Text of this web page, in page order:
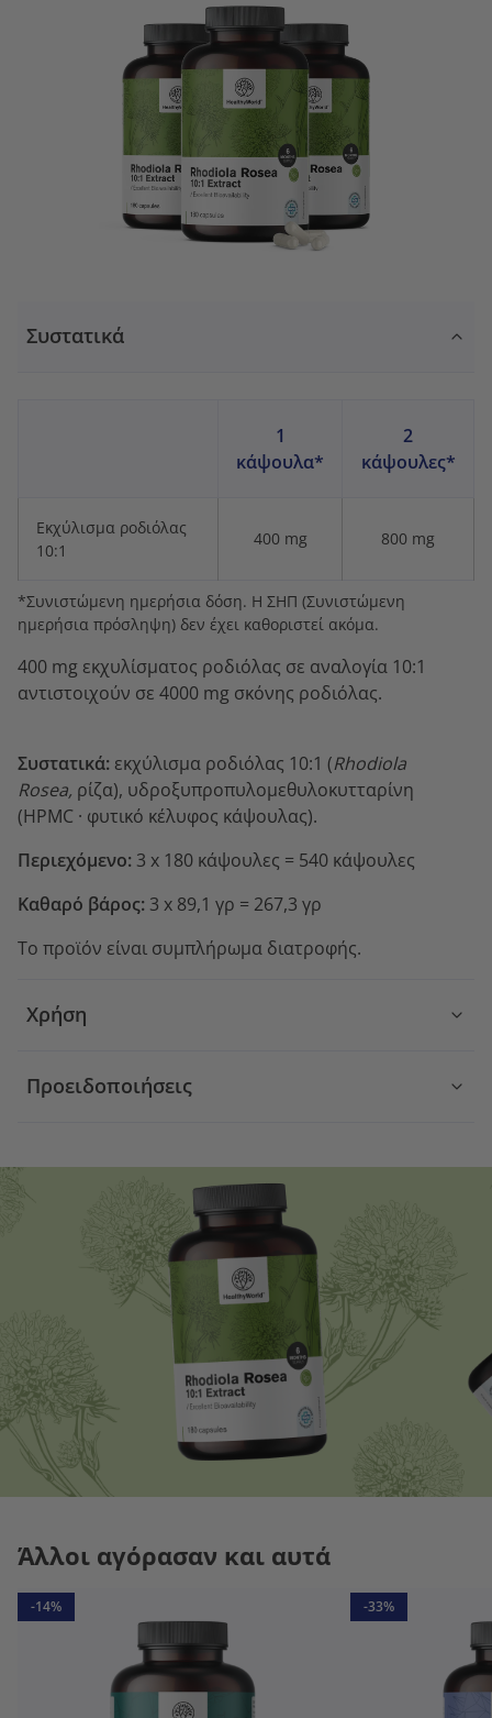
Συστατικά
1
κάψουλα*
2
κάψουλες*
Εκχύλισμα ροδιόλας
10:1
400 mg 800 mg
*Συνιστώμενη ημερήσια δόση. Η ΣΗΠ (Συνιστώμενη
ημερήσια πρόσληψη) δεν έχει καθοριστεί ακόμα.
400 mg εκχυλίσματος ροδιόλας σε αναλογία 10:1
αντιστοιχούν σε 4000 mg σκόνης ροδιόλας.
Συστατικά: εκχύλισμα ροδιόλας 10:1 (Rhodiola
Rosea, ρίζα), υδροξυπροπυλομεθυλοκυτταρίνη
(HPMC · φυτικό κέλυφος κάψουλας).
Περιεχόμενο: 3 x 180 κάψουλες = 540 κάψουλες
Καθαρό βάρος: 3 x 89,1 γρ = 267,3 γρ
Το προϊόν είναι συμπλήρωμα διατροφής.
Χρήση
Προειδοποιήσεις
Άλλοι αγόρασαν και αυτά
-14% -33%